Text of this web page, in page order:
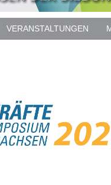
VERANSTALTUNGEN